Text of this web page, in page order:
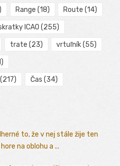
Range (18) Route (14)
ICAO (255)
trate (23) vrtuľník(55)
(217) Čas (34)
to, že v nej stále žije ten
na oblohu a ...